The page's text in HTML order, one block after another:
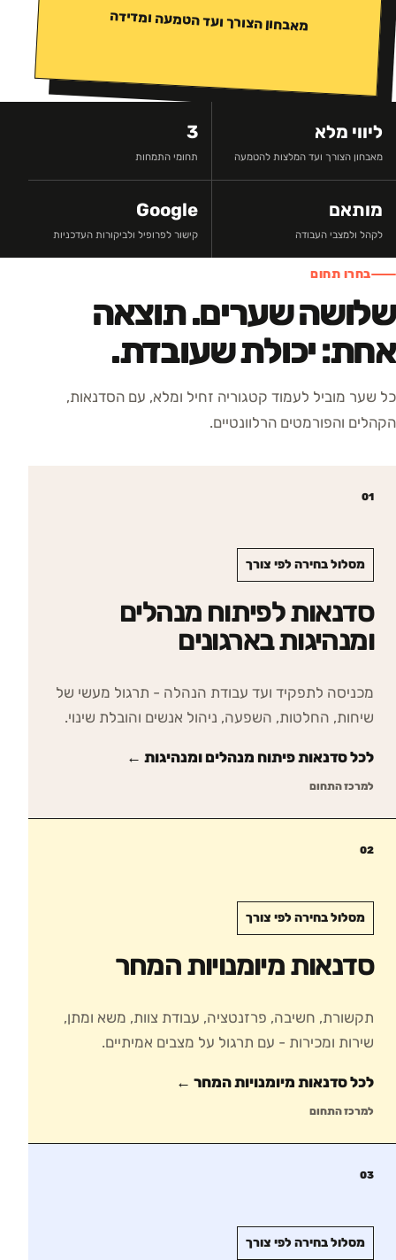
מאבחון הצורך ועד הטמעה ומדידה
ליווי מלא
מאבחון הצורך ועד המלצות להטמעה
3
תחומי התמחות
מותאם
לקהל ולמצבי העבודה
Google
קישור לפרופיל ולביקורות העדכניות
בחרו תחום
שלושה שערים. תוצאה
אחת: יכולת שעובדת.
כל שער מוביל לעמוד קטגוריה זחיל ומלא, עם הסדנאות,
הקהלים והפורמטים הרלוונטיים.
01
מסלול בחירה לפי צורך
סדנאות לפיתוח מנהלים
ומנהיגות בארגונים
מכניסה לתפקיד ועד עבודת הנהלה - תרגול מעשי של
שיחות, החלטות, השפעה, ניהול אנשים והובלת שינוי.
לכל סדנאותפיתוח מנהלים ומנהיגות ←
למרכז התחום
02
מסלול בחירה לפי צורך
סדנאות מיומנויות המחר
תקשורת, חשיבה, פרזנטציה, עבודת צוות, משא ומתן,
שירות ומכירות - עם תרגול על מצבים אמיתיים.
לכל סדנאות מיומנויות המחר ←
למרכז התחום
03
מסלול בחירה לפי צורך